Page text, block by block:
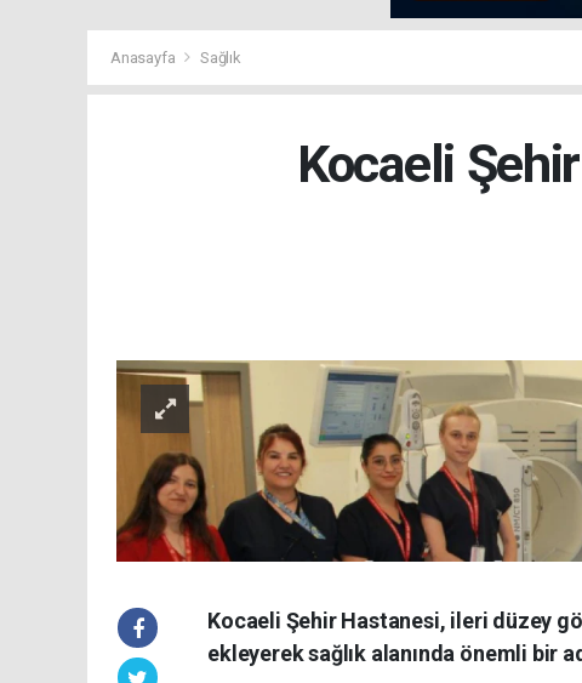
Anasayfa Sağlık
Kocaeli
Kocaeli Şehir Hastanesi, ileri düzey
ekleyerek sağlık alanında önemli bir